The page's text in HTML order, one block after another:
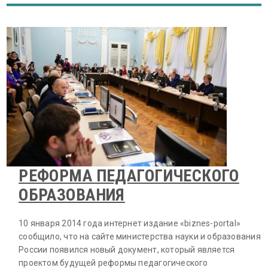
РЕФОРМА ПЕДАГОГИЧЕСКОГО
ОБРАЗОВАНИЯ
10 января 2014 года интернет издание «biznes-portal»
сообщило, что на сайте министерства науки и образования
России появился новый документ, который является
проектом будущей реформы педагогического